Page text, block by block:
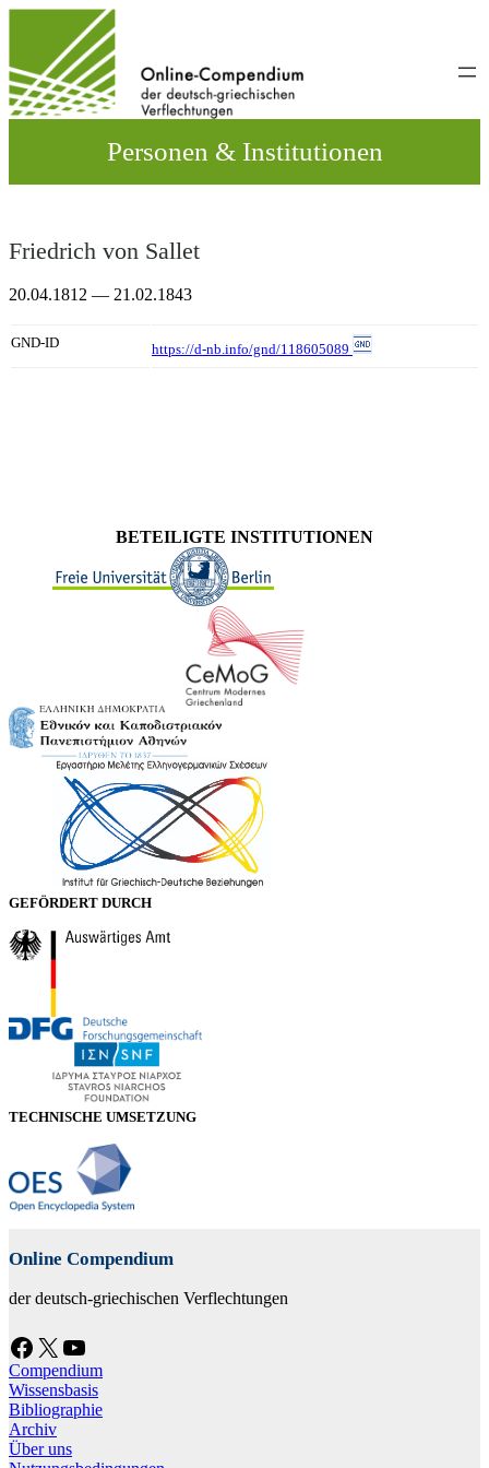
wechseln
Personen & Institutionen
Friedrich von Sallet
20.04.1812 — 21.02.1843
GND-ID https://d-nb.info/gnd/118605089
BETEILIGTE INSTITUTIONEN
GEFÖRDERT DURCH
TECHNISCHE UMSETZUNG
Online Compendium
der deutsch-griechischen Verflechtungen
Facebook X YouTube
Compendium
Wissensbasis
Bibliographie
Archiv
Über uns